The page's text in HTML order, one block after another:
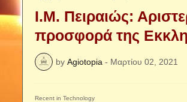
Ι.Μ. Πειραιώς:
προσφορά της
by Agiotopia - Μαρτίου 02, 2021
Recent in Technology